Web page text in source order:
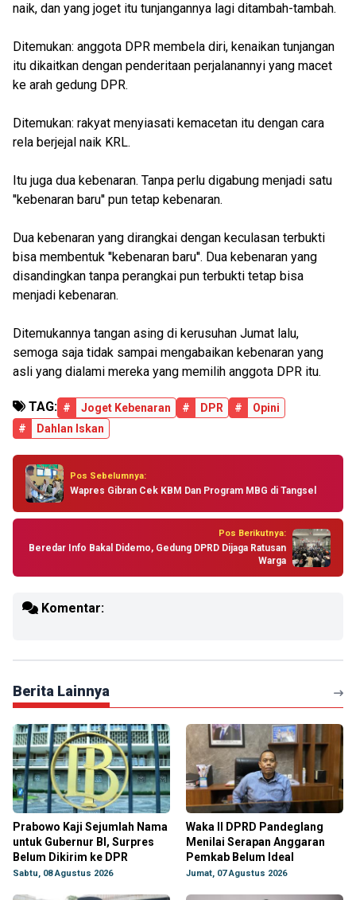
naik, dan yang joget itu tunjangannya lagi ditambah-tambah.
Ditemukan: anggota DPR membela diri, kenaikan tunjangan
itu dikaitkan dengan penderitaan perjalanannyi yang macet
ke arah gedung DPR.
Ditemukan: rakyat menyiasati kemacetan itu dengan cara
rela berjejal naik KRL.
Itu juga dua kebenaran. Tanpa perlu digabung menjadi satu
''kebenaran baru'' pun tetap kebenaran.
Dua kebenaran yang dirangkai dengan keculasan terbukti
bisa membentuk ''kebenaran baru''. Dua kebenaran yang
disandingkan tanpa perangkai pun terbukti tetap bisa
menjadi kebenaran.
Ditemukannya tangan asing di kerusuhan Jumat lalu,
semoga saja tidak sampai mengabaikan kebenaran yang
asli yang dialami mereka yang memilih anggota DPR itu.
TAG: # Joget Kebenaran # DPR #
Opini
#
Dahlan Iskan
Pos Sebelumnya:
Wapres Gibran Cek KBM Dan Program MBG di Tangsel
Pos Berikutnya:
Beredar Info Bakal Didemo, Gedung DPRD Dijaga Ratusan
Warga
Komentar:
Berita Lainnya
Prabowo Kaji Sejumlah Nama
untuk Gubernur BI, Surpres
Belum Dikirim ke DPR
Sabtu, 08 Agustus 2026
Waka II DPRD Pandeglang
Menilai Serapan Anggaran
Pemkab Belum Ideal
Jumat, 07 Agustus 2026